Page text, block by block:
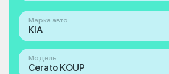
Марка авто
KIA
Модель
Cerato KOUP